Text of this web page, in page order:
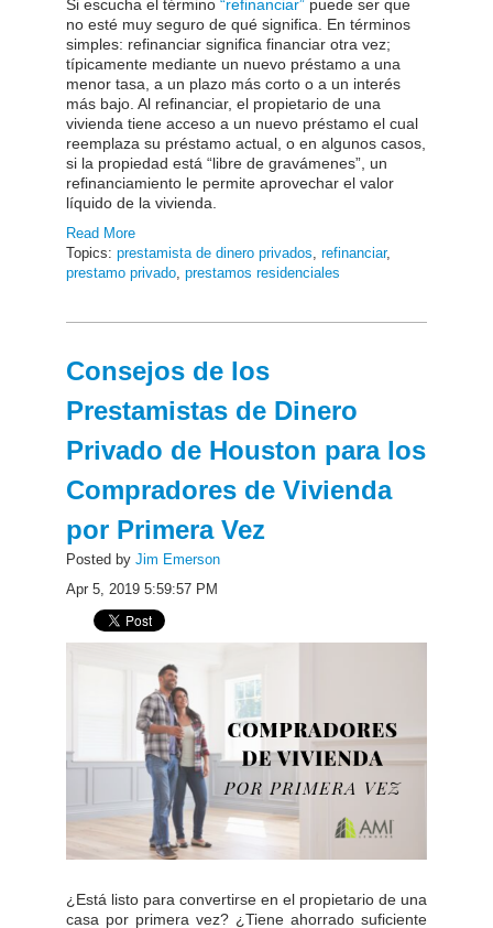
Si escucha el término “refinanciar” puede ser que
no esté muy seguro de qué significa. En términos
simples: refinanciar significa financiar otra vez;
típicamente mediante un nuevo préstamo a una
menor tasa, a un plazo más corto o a un interés
más bajo. Al refinanciar, el propietario de una
vivienda tiene acceso a un nuevo préstamo el cual
reemplaza su préstamo actual, o en algunos casos,
si la propiedad está “libre de gravámenes”, un
refinanciamiento le permite aprovechar el valor
líquido de la vivienda.
Read More
Topics: prestamista de dinero privados, refinanciar,
prestamo privado, prestamos residenciales
Consejos de los
Prestamistas de Dinero
Privado de Houston para los
Compradores de Vivienda
por Primera Vez
Posted by Jim Emerson
Apr 5, 2019 5:59:57 PM
¿Está listo para convertirse en el propietario de una
casa por primera vez? ¿Tiene ahorrado suficiente